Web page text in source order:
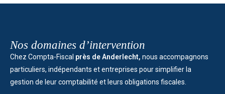
Nos domaines d’intervention
Chez Compta-Fiscal près de Anderlecht, nous accompagnons
particuliers, indépendants et entreprises pour simplifier la
gestion de leur comptabilité et leurs obligations fiscales.